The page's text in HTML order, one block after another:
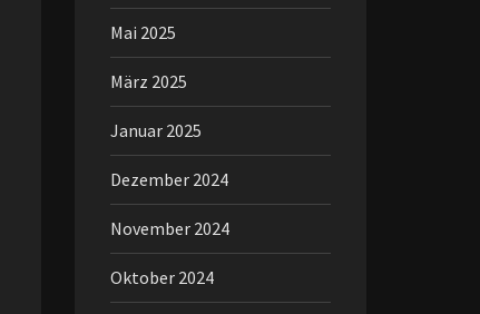
Mai 2025
März 2025
Januar 2025
Dezember 2024
November 2024
Oktober 2024